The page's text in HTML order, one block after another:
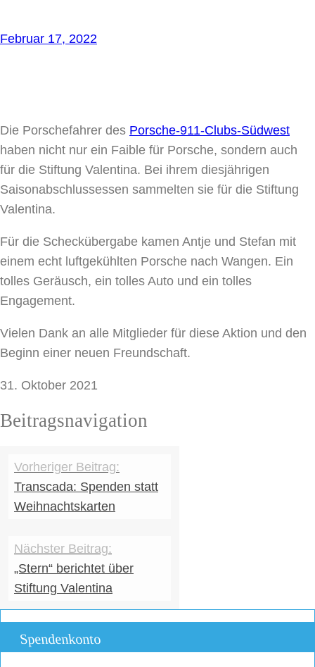
Februar 17, 2022
Die Porschefahrer des Porsche-911-Clubs-Südwest
haben nicht nur ein Faible für Porsche, sondern auch
für die Stiftung Valentina. Bei ihrem diesjährigen
Saisonabschlussessen sammelten sie für die Stiftung
Valentina.
Für die Scheckübergabe kamen Antje und Stefan mit
einem echt luftgekühlten Porsche nach Wangen. Ein
tolles Geräusch, ein tolles Auto und ein tolles
Engagement.
Vielen Dank an alle Mitglieder für diese Aktion und den
Beginn einer neuen Freundschaft.
31. Oktober 2021
Beitragsnavigation
Transcada: Spenden statt
Weihnachtskarten
„Stern“ berichtet über
Stiftung Valentina
Spendenkonto